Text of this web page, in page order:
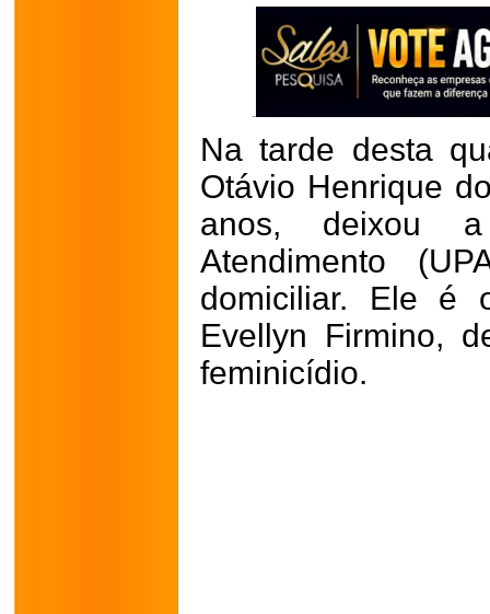
Na tarde desta
Otávio Henrique
anos, deixou
Atendimento
domiciliar. Ele é
Evellyn Firmino,
feminicídio.